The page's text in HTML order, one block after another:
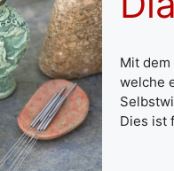
Mit
welche
Dies ist